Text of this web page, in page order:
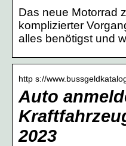
Das neue Motorrad
komplizierter
alles benötigst und
http s://
Auto
2023